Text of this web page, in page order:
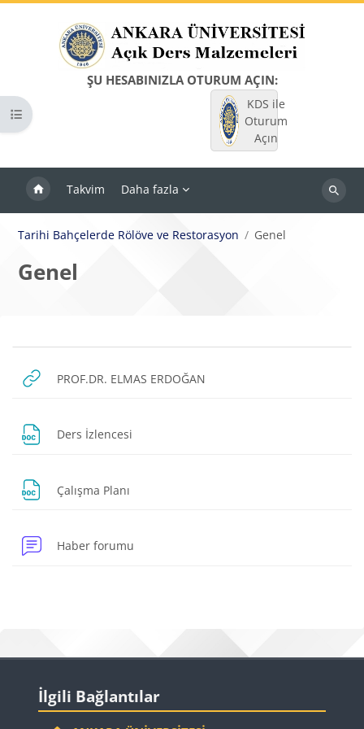
ŞU HESABINIZLA OTURUM AÇIN:
KDS ile
Oturum
Açın
Takvim Daha fazla
Dersleri
Kurs dizinini aç
Tarihi Bahçelerde Rölöve ve Restorasyon Genel
Genel
Bloklar
Bölüm anahatları
PROF.DR. ELMAS ERDOĞAN
Ders İzlencesi
Çalışma Planı
Haber forumu
Bloklar
İlgili Bağlantılar